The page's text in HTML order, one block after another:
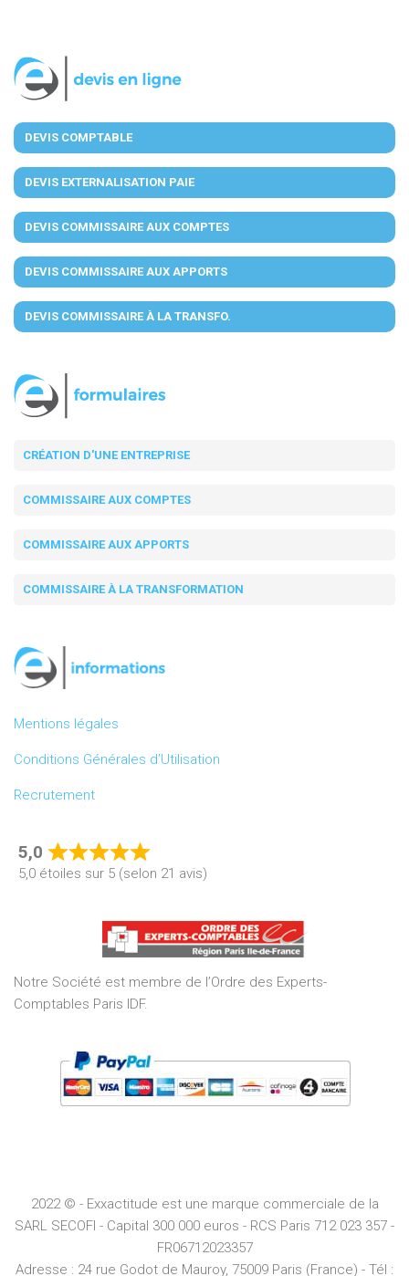
DEVIS COMPTABLE
DEVIS EXTERNALISATION PAIE
DEVIS COMMISSAIRE AUX COMPTES
DEVIS COMMISSAIRE AUX APPORTS
DEVIS COMMISSAIRE À LA TRANSFO.
CRÉATION D'UNE ENTREPRISE
COMMISSAIRE AUX COMPTES
COMMISSAIRE AUX APPORTS
COMMISSAIRE À LA TRANSFORMATION
Mentions légales
Conditions Générales d’Utilisation
Recrutement
5,0
Rated
5,0
of
5
5,0 étoiles sur 5 (selon 21 avis)
Notre Société est membre de l’Ordre des Experts-
Comptables Paris IDF.
2022 © - Exxactitude est une marque commerciale de la
SARL SECOFI - Capital 300 000 euros - RCS Paris 712 023 357 -
FR06712023357
Adresse : 24 rue Godot de Mauroy, 75009 Paris (France) - Tél :